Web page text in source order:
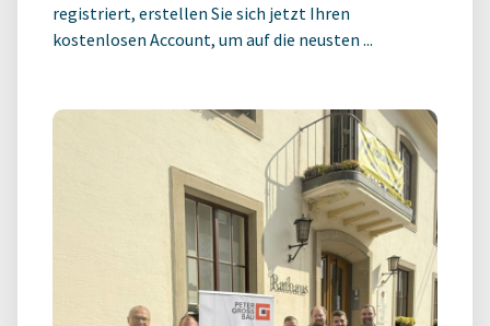
registriert, erstellen Sie sich jetzt Ihren
kostenlosen Account, um auf die neusten ...